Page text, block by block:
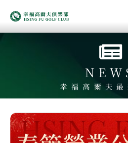
幸福高爾夫最